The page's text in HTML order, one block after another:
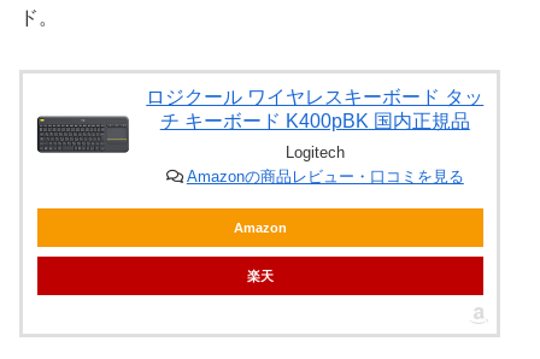
ド。
ロジクール ワイヤレスキーボード タッ
チ キーボード K400pBK 国内正規品
Logitech
Amazonの商品レビュー・口コミを見る
Amazon
楽天